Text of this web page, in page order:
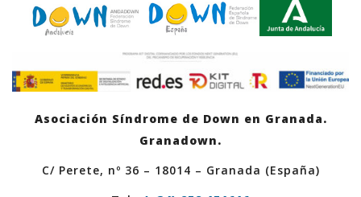
Asociación Síndrome de Down en Granada.
Granadown.
C/ Perete, nº 36 – 18014 – Granada (España)